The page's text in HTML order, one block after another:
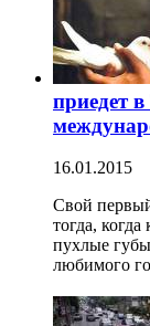
приедет
16.01.2015
Свой
тогда,
пухлые
любимого